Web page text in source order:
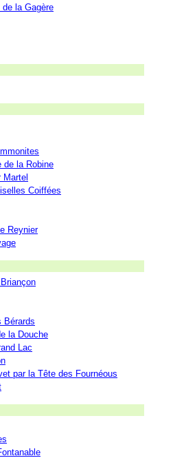
la Gagère
de la Robine
Martel
Coiffées
Reynier
Bérards
la Douche
Lac
par la Tête des Fournéous